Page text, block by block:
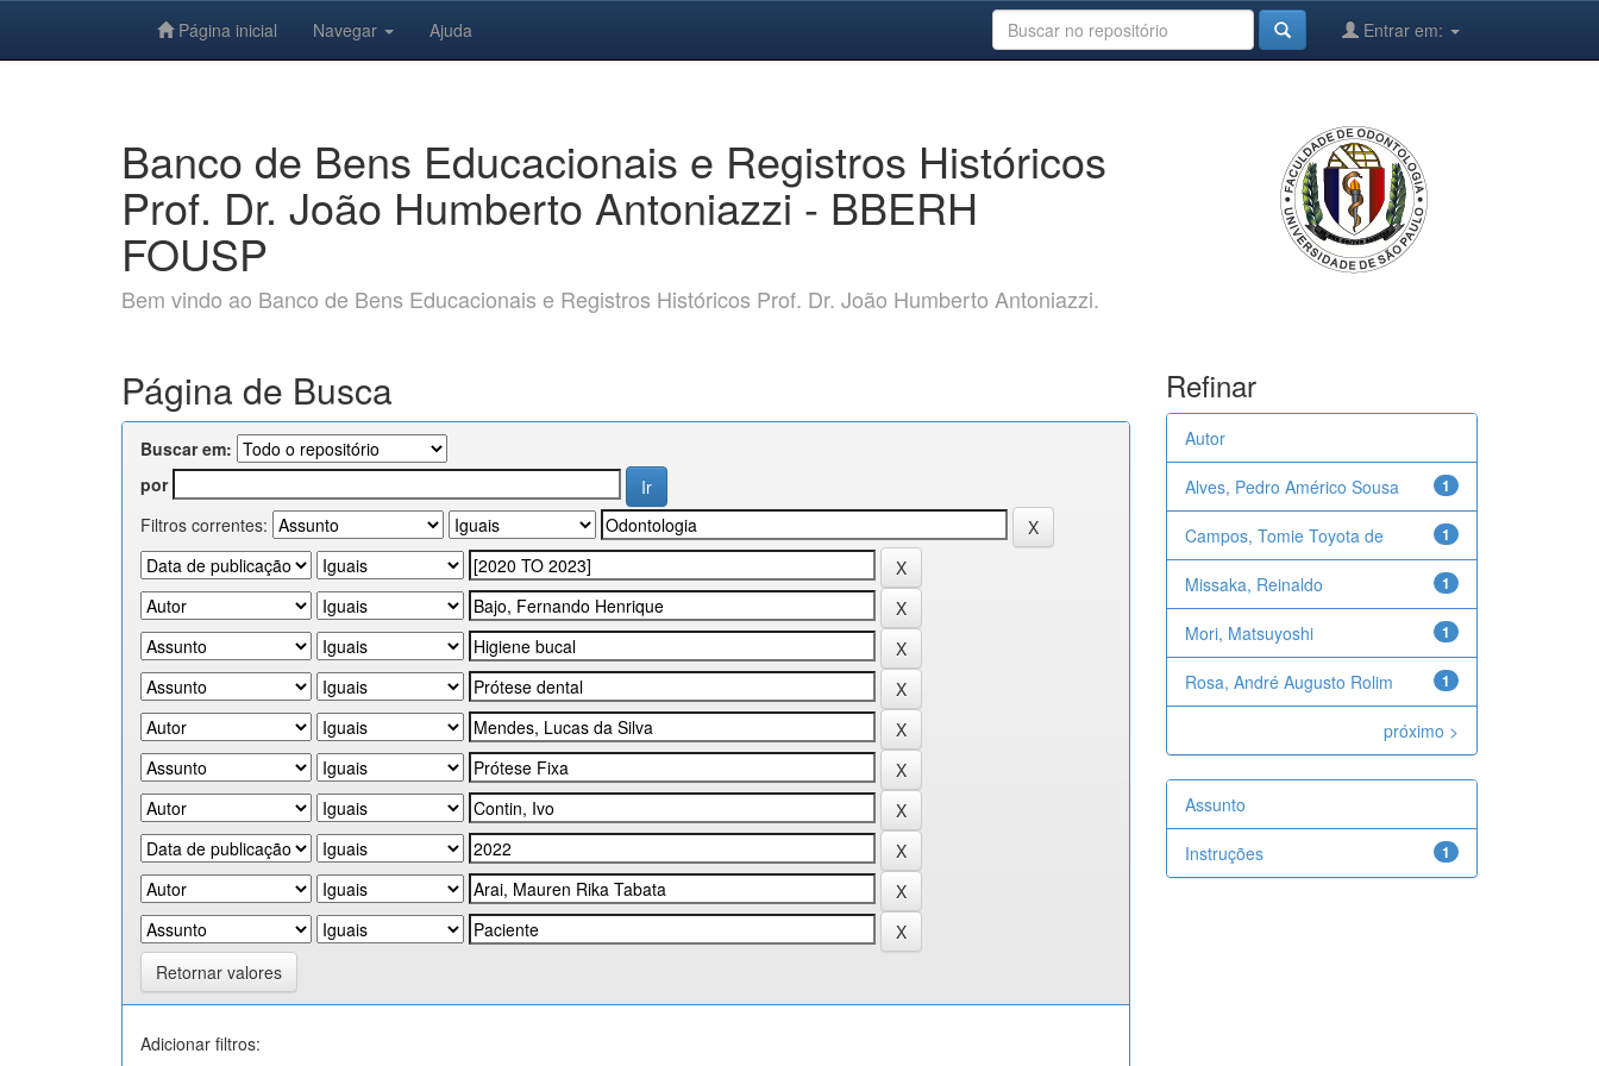
Página inicial Navegar Ajuda Entrar em:
Banco de Bens Educacionais e Registros Históricos
Prof. Dr. João Humberto Antoniazzi - BBERH
FOUSP
Bem vindo ao Banco de Bens Educacionais e Registros Históricos Prof. Dr. João Humberto Antoniazzi.
Página de Busca
Buscar em:
por
Filtros correntes:
Retornar valores
Adicionar filtros:
Refinar
Autor
1
Alves, Pedro Américo Sousa
1
Campos, Tomie Toyota de
1
Missaka, Reinaldo
1
Mori, Matsuyoshi
1
Rosa, André Augusto Rolim
próximo >
Assunto
1
Instruções